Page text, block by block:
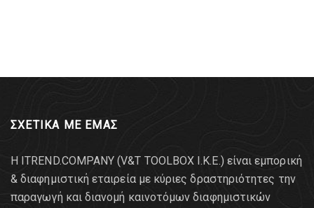
ΣΧΕΤΙΚΑ ΜΕ ΕΜΑΣ
Η ITREND.COMPANY (V&T TOOLBOX Ι.Κ.Ε.) είναι εμπορική
& διαφημιστική εταιρεία με κύριες δραστηριότητες την
παραγωγή και διανομή καινοτόμων διαφημιστικών